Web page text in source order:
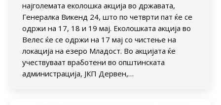
најголемата еколошка акција во државата,
Генералка Викенд 24, што по четврти пат ќе се
одржи на 17, 18 и 19 мај. Еколошката акција во
Велес ќе се одржи на 17 мај со чистење на
локација на езеро Младост. Во акцијата ќе
учествуваат вработени во општинската
администрација, ЈКП Дервен,…